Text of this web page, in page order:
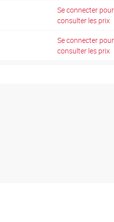
Se connecter pour
consulter les prix
Se connecter pour
consulter les prix